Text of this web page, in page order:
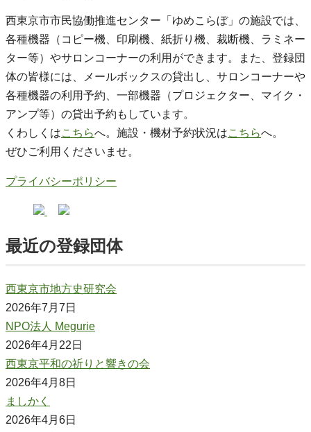
西東京市市民協働推進センター「ゆめこらぼ」の施設では、
各種機器（コピー機、印刷機、紙折り機、裁断機、ラミネー
ター等）やサロンコーナーの利用ができます。また、登録団
体の皆様には、メールボックスの貸出し、サロンコーナーや
各種機器の利用予約、一部機器（プロジェクター、マイク・
アンプ等）の貸出予約もしています。
くわしくはこちらへ。施設・機材予約状況はこちらへ。
ぜひご利用くださいませ。
プライバシーポリシー
最近の登録団体
西東京市地方史研究会
2026年7月7日
NPO法人 Megurie
2026年4月22日
西東京平和の祈りと響きの会
2026年4月8日
ましかく
2026年4月6日